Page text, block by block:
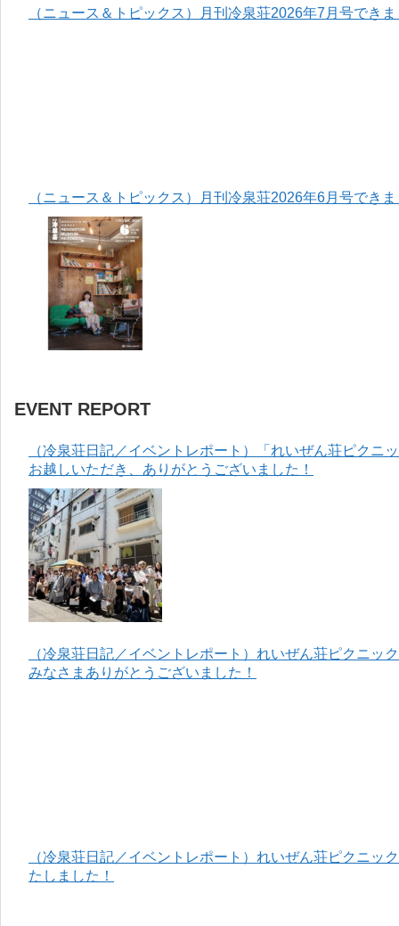
（ニュース＆トピックス）月刊冷泉荘2026年7月号でき
（ニュース＆トピックス）月刊冷泉荘2026年6月号でき
EVENT REPORT
（冷泉荘日記／イベントレポート）「れいぜん荘ピクニ
お越しいただき、ありがとうございました！
（冷泉荘日記／イベントレポート）れいぜん荘ピクニッ
みなさまありがとうございました！
（冷泉荘日記／イベントレポート）れいぜん荘ピクニッ
たしました！